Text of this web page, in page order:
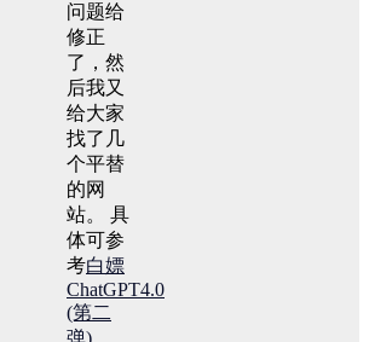
问题给
修正
了，然
后我又
给大家
找了几
个平替
的网
站。 具
体可参
考白嫖
ChatGPT4.0
(第二